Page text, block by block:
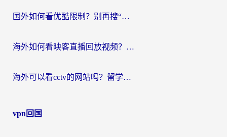
国外如何看优酷限制？别再搜“在日本哪个软件可以看中国电视剧”，这篇教你搞定
海外如何看映客直播回放视频？这份攻略帮你搞定（附腾讯优酷观看技巧）
海外可以看cctv的网站吗？留学生亲测有效的回国追剧方案
vpn回国